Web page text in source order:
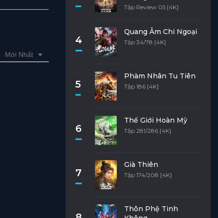
Mới Nhất
Tập Review 05 [4K]
4
Quang Âm Chi Ngoại
Tập 34/78 [4K]
5
Phàm Nhân Tu Tiên
Tập 186 [4K]
6
Thế Giới Hoàn Mỹ
Tập 281/286 [4K]
7
Già Thiên
Tập 174/208 [4K]
Thôn Phệ Tinh